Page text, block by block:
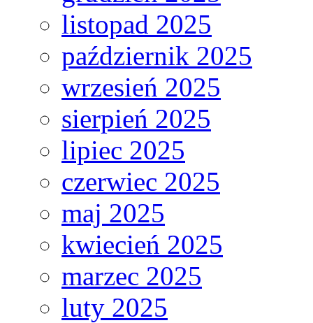
listopad 2025
październik 2025
wrzesień 2025
sierpień 2025
lipiec 2025
czerwiec 2025
maj 2025
kwiecień 2025
marzec 2025
luty 2025